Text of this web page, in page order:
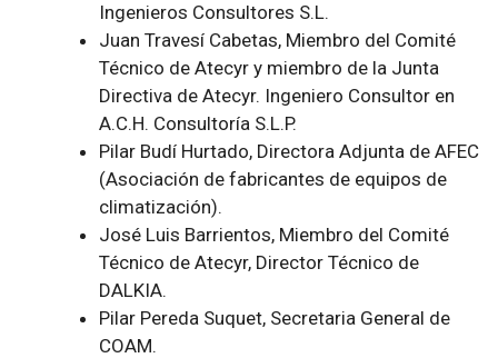
Ingenieros Consultores S.L.
Juan Travesí Cabetas, Miembro del Comité
Técnico de Atecyr y miembro de la Junta
Directiva de Atecyr. Ingeniero Consultor en
A.C.H. Consultoría S.L.P.
Pilar Budí Hurtado, Directora Adjunta de AFEC
(Asociación de fabricantes de equipos de
climatización).
José Luis Barrientos, Miembro del Comité
Técnico de Atecyr, Director Técnico de
DALKIA.
Pilar Pereda Suquet, Secretaria General de
COAM.